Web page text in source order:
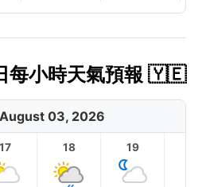
每小時天氣預報 🇾🇪
03, 2026
17 18 19